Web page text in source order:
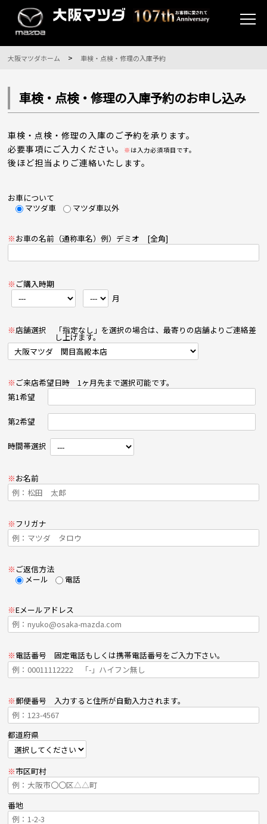
大阪マツダホーム 車検・点検・修理の入庫予約
車検・点検・修理の入庫予約のお申し込み
車検・点検・修理の入庫のご予約を承ります。
必要事項にご入力ください。
※ は入力必須項目です。
後ほど担当よりご連絡いたします。
お車について
マツダ車
マツダ車以外
※お車の名前（通称車名）例）デミオ [全角]
※ ご購入時期
月
※店舗選択 「指定なし」を選択の場合は、最寄りの店舗よりご連絡差
し上げます。
※ ご来店希望日時
1ヶ月先まで選択可能です。
第1希望
第2希望
時間帯選択
※お名前
※フリガナ
※ ご返信方法
メール
電話
※Eメールアドレス
※電話番号 固定電話もしくは携帯電話番号をご入力下さい。
※郵便番号 入力すると住所が自動入力されます。
都道府県
※市区町村
番地